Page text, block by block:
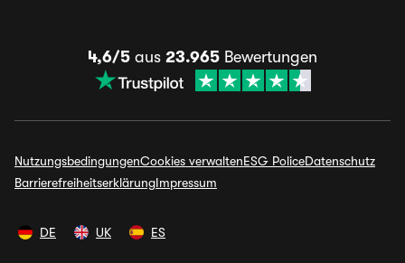
4,6/5 aus 23.965 Bewertungen
NutzungsbedingungenCookies verwaltenESG PoliceDatenschutz
BarrierefreiheitserklärungImpressum
DE UK ES